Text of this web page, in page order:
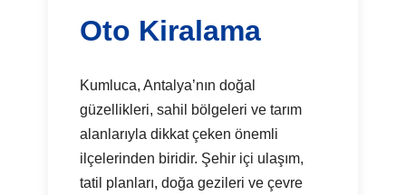
Oto Kiralama
Kumluca, Antalya’nın doğal
güzellikleri, sahil bölgeleri ve tarım
alanlarıyla dikkat çeken önemli
ilçelerinden biridir. Şehir içi ulaşım,
tatil planları, doğa gezileri ve çevre